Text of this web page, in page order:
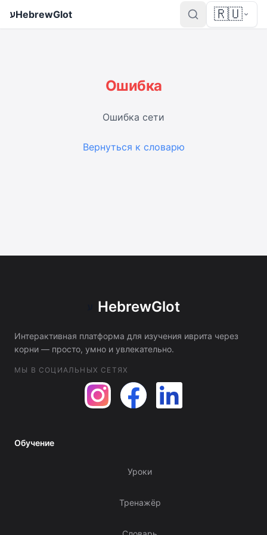
עHebrewGlot 🇷🇺
Ошибка
Ошибка сети
Вернуться к словарю
HebrewGlot
Интерактивная платформа для изучения иврита через
корни — просто, умно и увлекательно.
МЫ В СОЦИАЛЬНЫХ СЕТЯХ
Обучение
Уроки
Тренажёр